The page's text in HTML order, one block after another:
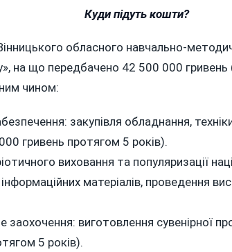
Криміналу
Шахрайство
Куди підуть кошти?
обласного навчально-
на що передбачено 42 500 000
чином:
закупівля обладнання,
гривень протягом 5 років).
виховання та популяризації
матеріалів, проведення
виготовлення сувенірної
5 років).